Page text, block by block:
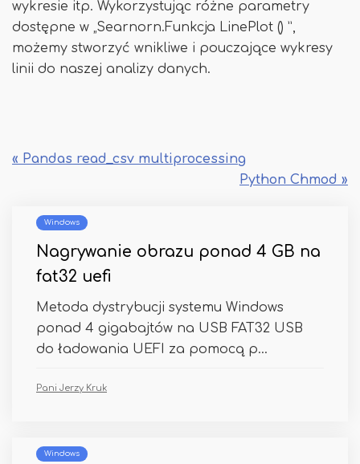
wykresie itp. Wykorzystując różne parametry
dostępne w „Searnorn.Funkcja LinePlot () ”,
możemy stworzyć wnikliwe i pouczające wykresy
linii do naszej analizy danych.
« Pandas read_csv multiprocessing
Python Chmod »
Windows
Nagrywanie obrazu ponad 4 GB na
fat32 uefi
Metoda dystrybucji systemu Windows
ponad 4 gigabajtów na USB FAT32 USB
do ładowania UEFI za pomocą p...
Pani Jerzy Kruk
Windows